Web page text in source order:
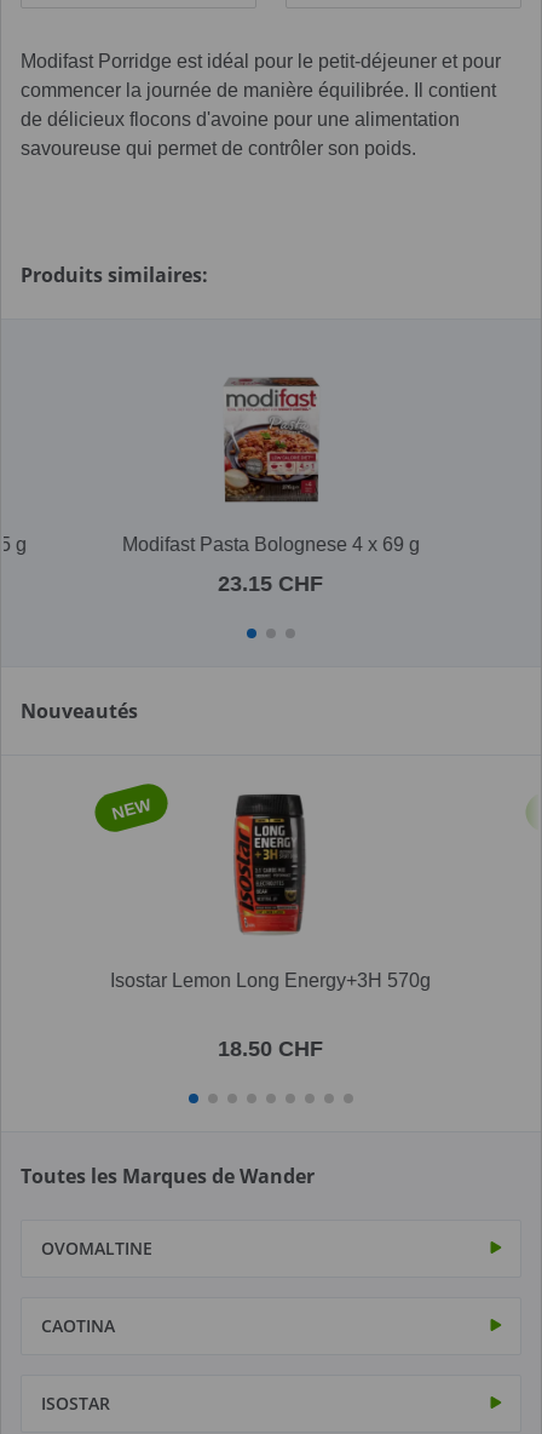
Modifast Porridge est idéal pour le petit-déjeuner et pour
commencer la journée de manière équilibrée. Il contient
de délicieux flocons d'avoine pour une alimentation
savoureuse qui permet de contrôler son poids.
Produits similaires:
g Modifast Pasta Bolognese 4 x 69 g
23.15 CHF
Nouveautés
NEW
Isostar Lemon Long Energy+3H 570g
18.50 CHF
Toutes les Marques de Wander
OVOMALTINE
CAOTINA
ISOSTAR